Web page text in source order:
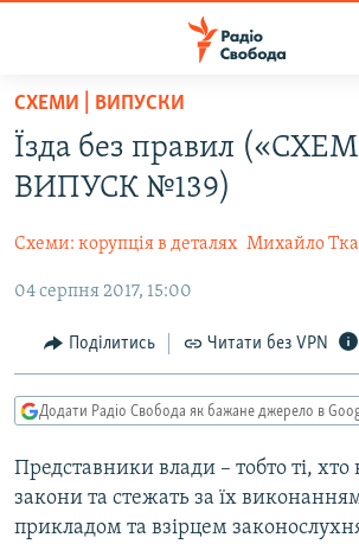
Перейти
до
основного
матеріалу
до
навігації
Перейти
пошуку
РАДІО СВОБОДА – 70 РОКІВ
ВСЕ ЗА ДОБУ
ПОЛІТИКА
ЕКОНОМІКА
СУСПІЛЬСТВО
СПОРТ
УКРАЇНА
ВІЙНА
РОСІЙСЬКА «ФІЛЬТРАЦІЯ»
ДОНБАС.РЕАЛІЇ
КРИМ.РЕАЛІЇ
ТИ ЯК?
СХЕМИ
КИТАЙ.ВИКЛИКИ
СХЕМИ | ВИПУСКИ
Їзда без правил
ВИПУСК №139)
Схеми: корупція в деталях Михайло
04 серпня 2017, 15:00
Поділитись Читати без VPN
Додати Радіо Свобода як бажане джерело в
Представники влади – тобто ті, хто
закони та стежать за їх
прикладом та взірцем